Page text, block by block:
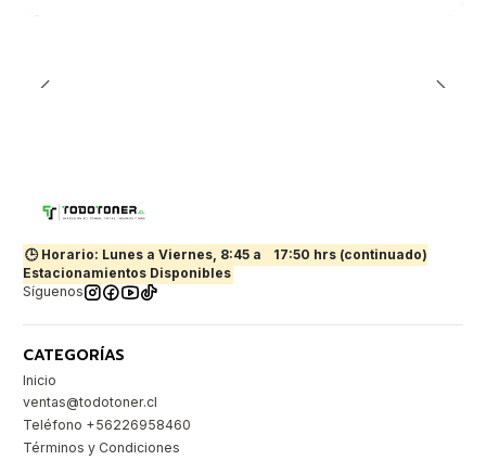
🕒 Horario: Lunes a Viernes, 8:45 a
17:50 hrs (continuado)
Estacionamientos Disponibles
Síguenos
CATEGORÍAS
Inicio
ventas@todotoner.cl
Teléfono +56226958460
Términos y Condiciones